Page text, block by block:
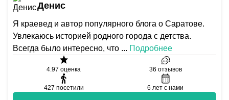
Денис
Я краевед и автор популярного блога о Саратове.
Увлекаюсь историей родного города с детства.
Всегда было интересно, что ... Подробнее
4.97 оценка 36 отзывов
427 посетили 6 лет с нами